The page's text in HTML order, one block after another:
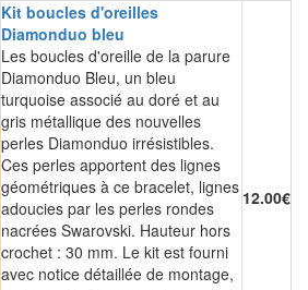
Kit boucles d'oreilles
Diamonduo bleu
Les boucles d'oreille de la parure
Diamonduo Bleu, un bleu
turquoise associé au doré et au
gris métallique des nouvelles
perles Diamonduo irrésistibles.
Ces perles apportent des lignes
géométriques à ce bracelet, lignes
adoucies par les perles rondes
nacrées Swarovski. Hauteur hors
crochet : 30 mm. Le kit est fourni
avec notice détaillée de montage,
12.00€